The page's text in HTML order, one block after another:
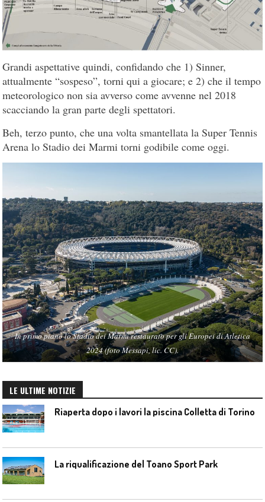
Grandi aspettative quindi, confidando che 1) Sinner,
attualmente “sospeso”, torni qui a giocare; e 2) che il tempo
meteorologico non sia avverso come avvenne nel 2018
scacciando la gran parte degli spettatori.
Beh, terzo punto, che una volta smantellata la Super Tennis
Arena lo Stadio dei Marmi torni godibile come oggi.
In primo piano lo Stadio dei Marmi restaurato per gli Europei di Atletica
2024 (foto Messapi, lic. CC).
LE ULTIME NOTIZIE
Riaperta dopo i lavori la piscina Colletta di Torino
La riqualificazione del Toano Sport Park